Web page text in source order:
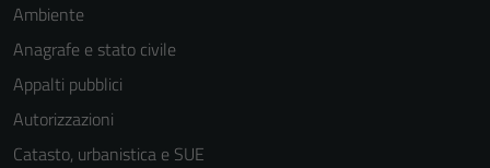
Ambiente
Anagrafe e stato civile
Appalti pubblici
Autorizzazioni
Catasto, urbanistica e SUE